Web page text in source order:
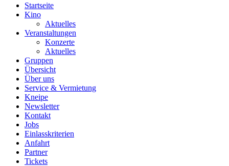
Startseite
Kino
Aktuelles
Veranstaltungen
Konzerte
Aktuelles
Gruppen
Übersicht
Über uns
Service & Vermietung
Kneipe
Newsletter
Kontakt
Jobs
Einlasskriterien
Anfahrt
Partner
Tickets